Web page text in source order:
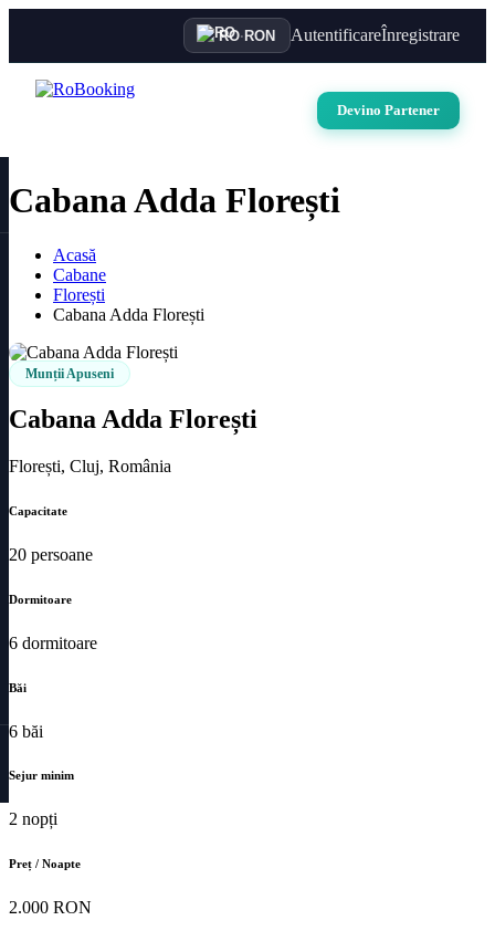
RO·RON AutentificareÎnregistrare
Devino Partener
Cabana Adda Florești
Acasă
Cabane
Florești
Cabana Adda Florești
Munții Apuseni
Cabana Adda Florești
Florești, Cluj, România
Capacitate
20 persoane
Dormitoare
6 dormitoare
Băi
6 băi
Sejur minim
2 nopți
Preț / Noapte
2.000 RON